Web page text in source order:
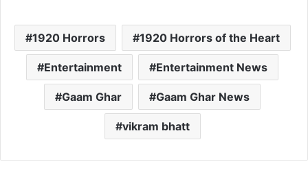
1920 Horrors 1920 Horrors of the Heart
Entertainment Entertainment News
Gaam Ghar Gaam Ghar News
vikram bhatt